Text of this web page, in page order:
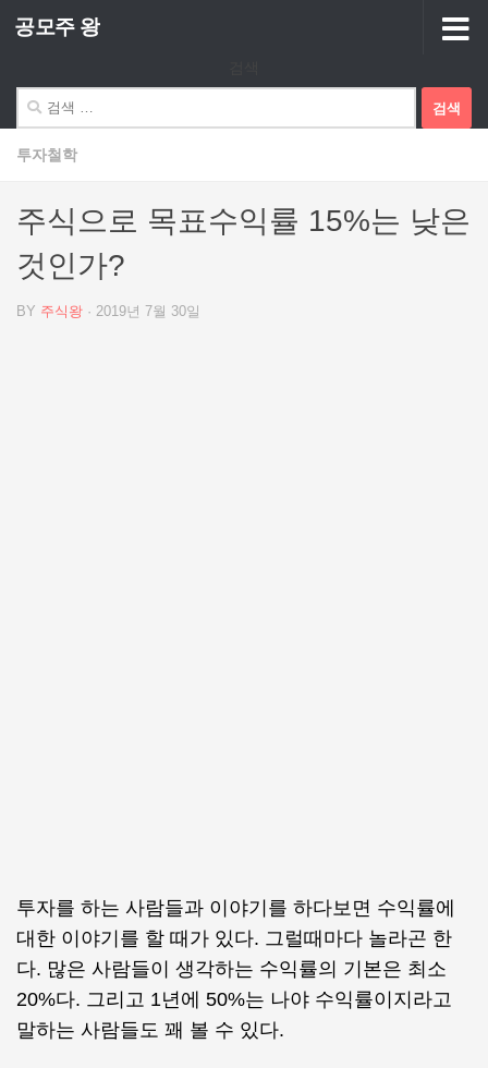
Skip to content
공모주 왕
색:
투자철학
주식으로 목표수익률 15%는 낮은
것인가?
BY 주식왕 · 2019년 7월 30일
투자를 하는 사람들과 이야기를 하다보면 수익률에
대한 이야기를 할 때가 있다. 그럴때마다 놀라곤 한
다. 많은 사람들이 생각하는 수익률의 기본은 최소
20%다. 그리고 1년에 50%는 나야 수익률이지라고
말하는 사람들도 꽤 볼 수 있다.